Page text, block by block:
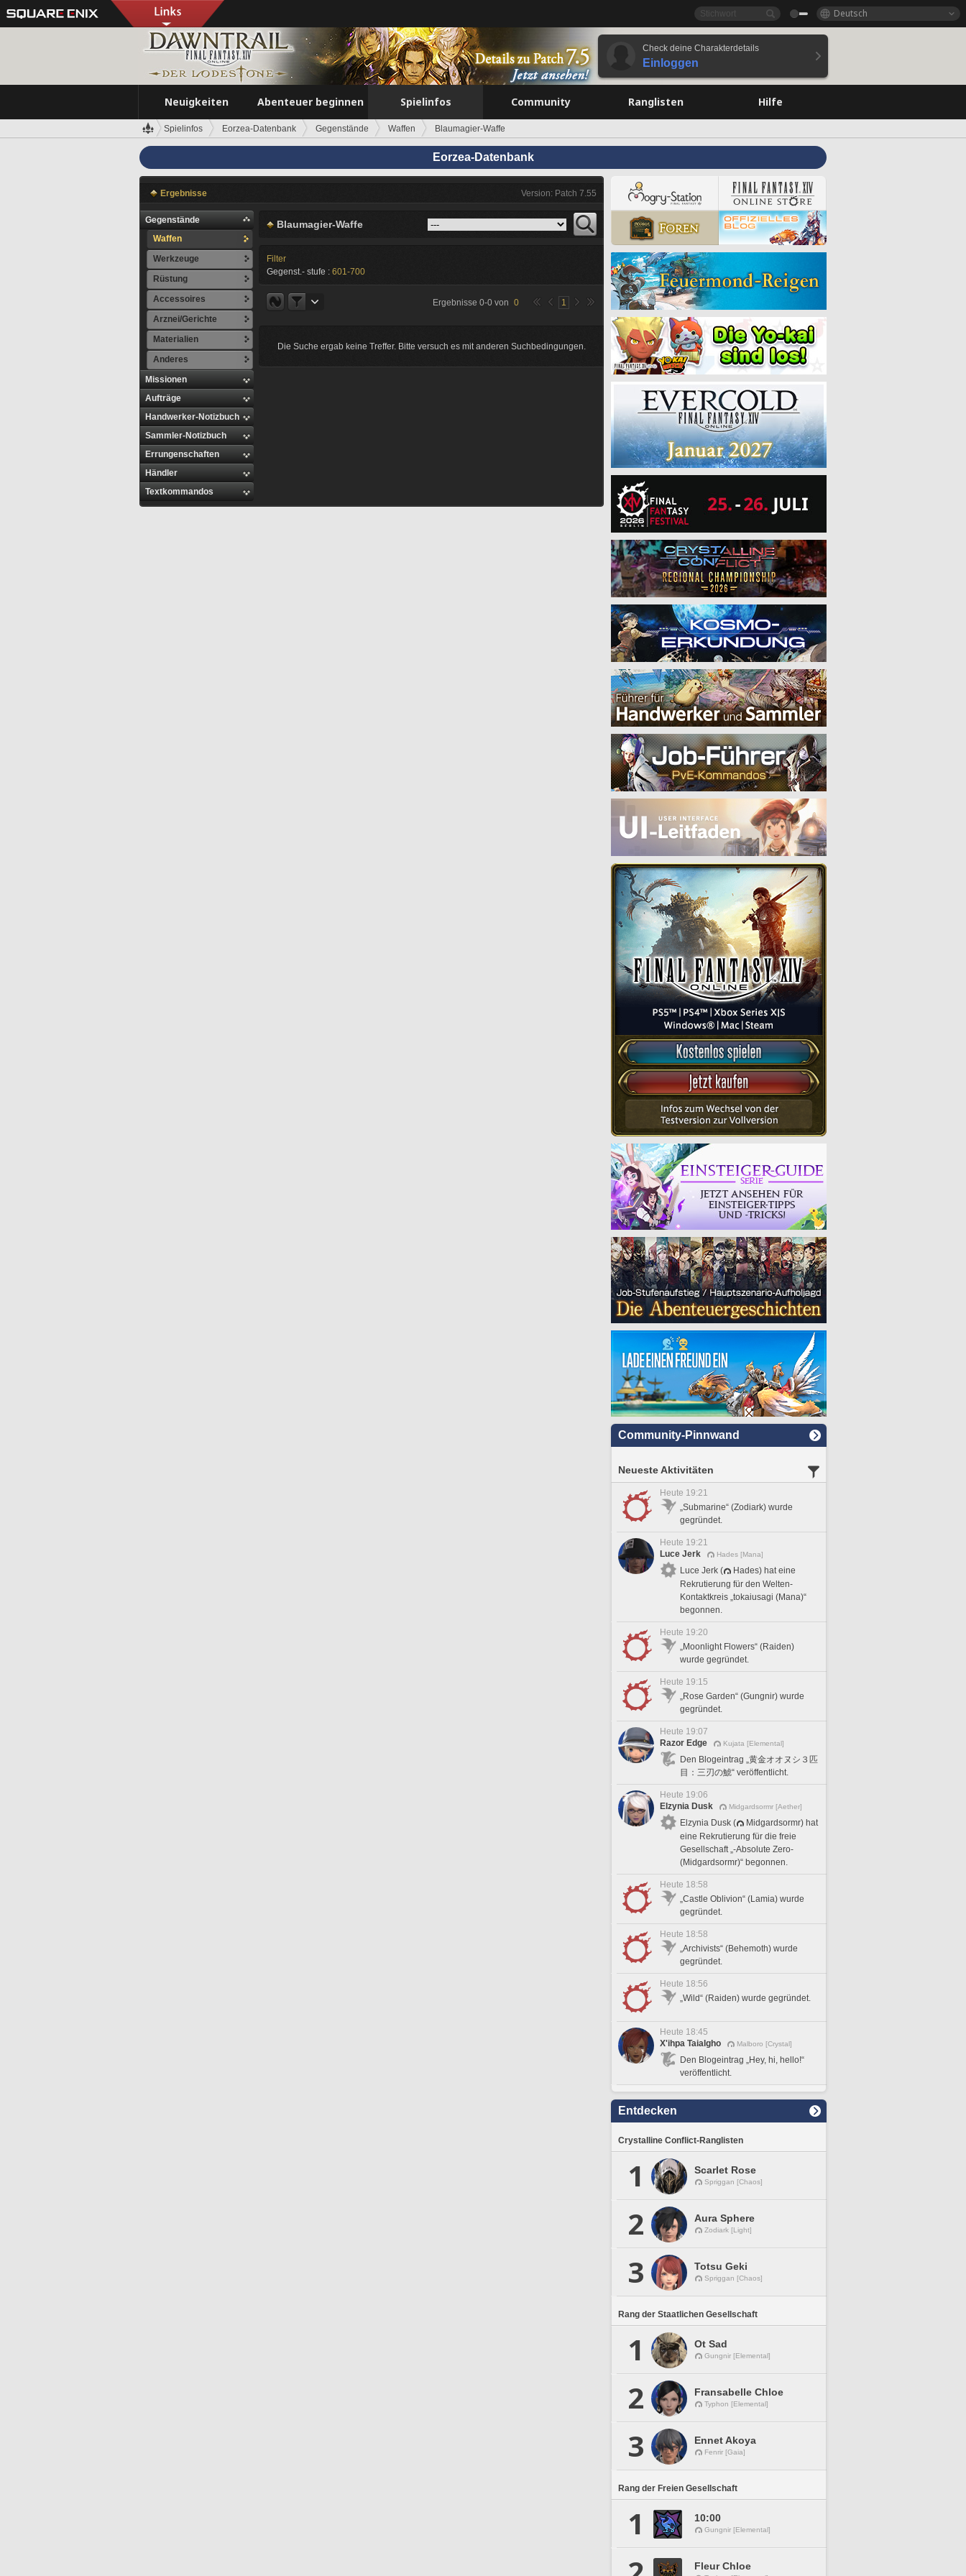
Deutsch
Check deine Charakterdetails
Einloggen
Neuigkeiten Abenteuer beginnen Spielinfos Community Ranglisten Hilfe
Spielinfos Eorzea-Datenbank Gegenstände Waffen Blaumagier-Waffe
Eorzea-Datenbank
Ergebnisse Version: Patch 7.55
Gegenstände
Waffen
Werkzeuge
Rüstung
Accessoires
Arznei/Gerichte
Materialien
Anderes
Missionen
Aufträge
Handwerker-Notizbuch
Sammler-Notizbuch
Errungenschaften
Händler
Textkommandos
Blaumagier-Waffe
Filter
Gegenst.- stufe : 601-700
Ergebnisse 0-0 von 0 1
Die Suche ergab keine Treffer. Bitte versuch es mit anderen Suchbedingungen.
Community-Pinnwand
Neueste Aktivitäten
Heute 19:21
„Submarine“ (Zodiark) wurde
gegründet.
Heute 19:21
Luce Jerk
Hades [Mana]
Luce Jerk (
Hades) hat eine
Rekrutierung für den Welten-
Kontaktkreis „tokaiusagi (Mana)“
begonnen.
Heute 19:20
„Moonlight Flowers“ (Raiden)
wurde gegründet.
Heute 19:15
„Rose Garden“ (Gungnir) wurde
gegründet.
Heute 19:07
Razor Edge
Kujata [Elemental]
Den Blogeintrag „黄金オオヌシ３匹
目：三刃の鯱“ veröffentlicht.
Heute 19:06
Elzynia Dusk
Midgardsormr [Aether]
Elzynia Dusk (
Midgardsormr) hat
eine Rekrutierung für die freie
Gesellschaft „-Absolute Zero-
(Midgardsormr)“ begonnen.
Heute 18:58
„Castle Oblivion“ (Lamia) wurde
gegründet.
Heute 18:58
„Archivists“ (Behemoth) wurde
gegründet.
Heute 18:56
„Wild“ (Raiden) wurde gegründet.
Heute 18:45
X'ihpa Taialgho
Malboro [Crystal]
Den Blogeintrag „Hey, hi, hello!“
veröffentlicht.
Entdecken
Crystalline Conflict-Ranglisten
1 Scarlet Rose
Spriggan [Chaos]
2 Aura Sphere
Zodiark [Light]
3 Totsu Geki
Spriggan [Chaos]
Rang der Staatlichen Gesellschaft
1 Ot Sad
Gungnir [Elemental]
2 Fransabelle Chloe
Typhon [Elemental]
3 Ennet Akoya
Fenrir [Gaia]
Rang der Freien Gesellschaft
1 10:00
Gungnir [Elemental]
Fleur Chloe